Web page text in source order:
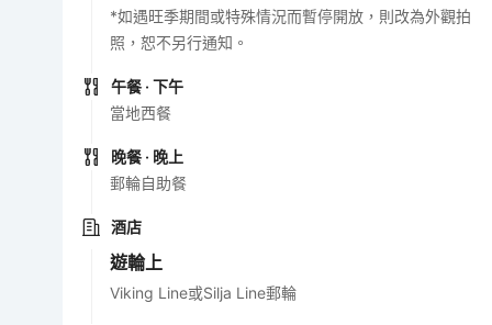
*如遇旺季期間或特殊情況而暫停開放，則改為外觀拍
照，恕不另行通知。
午餐 · 下午
當地西餐
晚餐 · 晚上
郵輪自助餐
酒店
遊輪上
Viking Line或Silja Line郵輪